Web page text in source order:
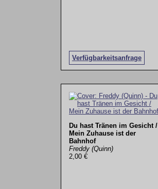
Verfügbarkeitsanfrage
Du hast Tränen im Gesicht /
Mein Zuhause ist der
Bahnhof
Freddy (Quinn)
2,00 €